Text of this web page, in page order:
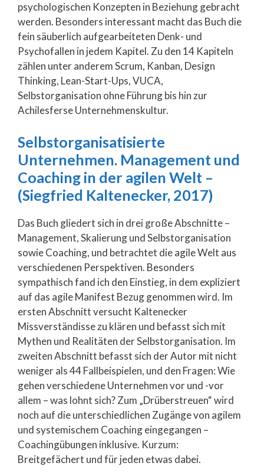
psychologischen Konzepten in Beziehung gebracht
werden. Besonders interessant macht das Buch die
fein säuberlich aufgearbeiteten Denk- und
Psychofallen in jedem Kapitel. Zu den 14 Kapiteln
zählen unter anderem Scrum, Kanban, Design
Thinking, Lean-Start-Ups, VUCA,
Selbstorganisation ohne Führung bis hin zur
Achilesferse Unternehmenskultur.
Selbstorganisatisierte
Unternehmen. Management und
Coaching in der agilen Welt –
(Siegfried Kaltenecker, 2017)
Das Buch gliedert sich in drei große Abschnitte –
Management, Skalierung und Selbstorganisation
sowie Coaching, und betrachtet die agile Welt aus
verschiedenen Perspektiven. Besonders
sympathisch fand ich den Einstieg, in dem expliziert
auf das agile Manifest Bezug genommen wird. Im
ersten Abschnitt versucht Kaltenecker
Missverständisse zu klären und befasst sich mit
Mythen und Realitäten der Selbstorganisation. Im
zweiten Abschnitt befasst sich der Autor mit nicht
weniger als 44 Fallbeispielen, und den Fragen: Wie
gehen verschiedene Unternehmen vor und -vor
allem – was lohnt sich? Zum „Drüberstreuen“ wird
noch auf die unterschiedlichen Zugänge von agilem
und systemischem Coaching eingegangen –
Coachingübungen inklusive. Kurzum:
Breitgefächert und für jeden etwas dabei.